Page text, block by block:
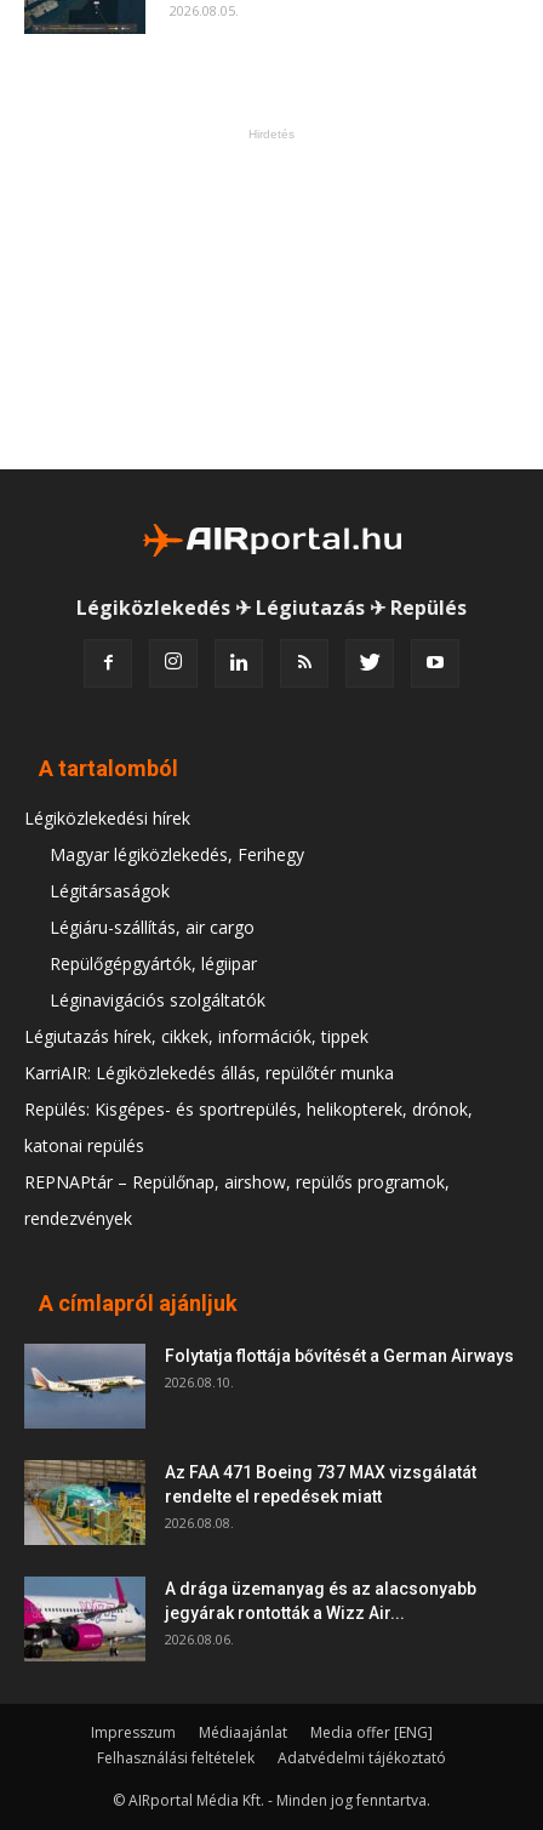
2026.08.05.
Hirdetés
Légiközlekedés ✈ Légiutazás ✈ Repülés
A tartalomból
Légiközlekedési hírek
Magyar légiközlekedés, Ferihegy
Légitársaságok
Légiáru-szállítás, air cargo
Repülőgépgyártók, légiipar
Léginavigációs szolgáltatók
Légiutazás hírek, cikkek, információk, tippek
KarriAIR: Légiközlekedés állás, repülőtér munka
Repülés: Kisgépes- és sportrepülés, helikopterek, drónok,
katonai repülés
REPNAPtár – Repülőnap, airshow, repülős programok,
rendezvények
A címlapról ajánljuk
Folytatja flottája bővítését a German Airways
2026.08.10.
Az FAA 471 Boeing 737 MAX vizsgálatát
rendelte el repedések miatt
2026.08.08.
A drága üzemanyag és az alacsonyabb
jegyárak rontották a Wizz Air...
2026.08.06.
Impresszum Médiaajánlat
Media offer [ENG]
Felhasználási feltételek
Adatvédelmi tájékoztató
© AIRportal Média Kft. - Minden jog fenntartva.